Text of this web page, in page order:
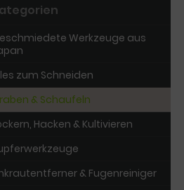
Werkzeuge aus
zum Schneiden
& Schaufeln
Hacken & Kultivieren
& Fugenreiniger